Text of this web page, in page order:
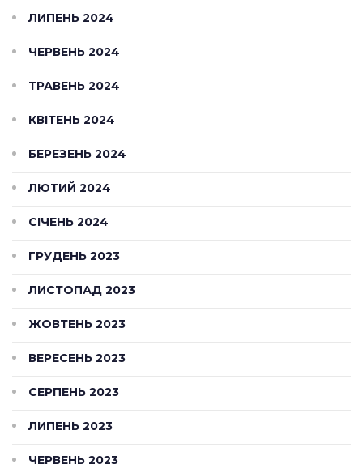
ЛИПЕНЬ 2024
ЧЕРВЕНЬ 2024
ТРАВЕНЬ 2024
КВІТЕНЬ 2024
БЕРЕЗЕНЬ 2024
ЛЮТИЙ 2024
СІЧЕНЬ 2024
ГРУДЕНЬ 2023
ЛИСТОПАД 2023
ЖОВТЕНЬ 2023
ВЕРЕСЕНЬ 2023
СЕРПЕНЬ 2023
ЛИПЕНЬ 2023
ЧЕРВЕНЬ 2023